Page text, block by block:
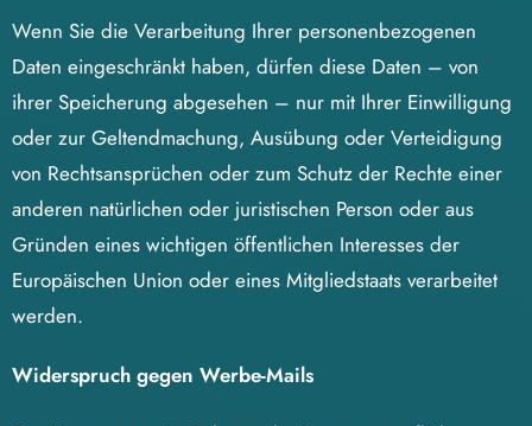
Wenn Sie die Verarbeitung Ihrer personenbezogenen
Daten eingeschränkt haben, dürfen diese Daten – von
ihrer Speicherung abgesehen – nur mit Ihrer Einwilligung
oder zur Geltendmachung, Ausübung oder Verteidigung
von Rechtsansprüchen oder zum Schutz der Rechte einer
anderen natürlichen oder juristischen Person oder aus
Gründen eines wichtigen öffentlichen Interesses der
Europäischen Union oder eines Mitgliedstaats verarbeitet
werden.
Widerspruch gegen Werbe-Mails